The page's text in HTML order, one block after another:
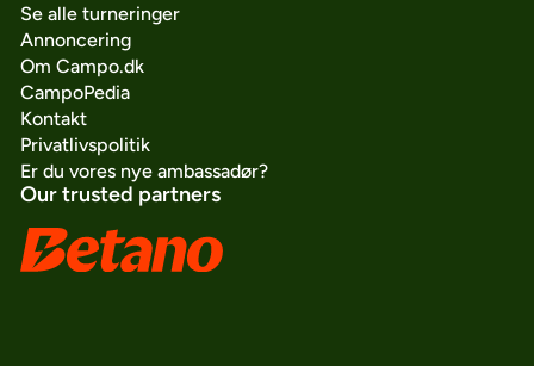
Se alle turneringer
Annoncering
Om Campo.dk
CampoPedia
Kontakt
Privatlivspolitik
Er du vores nye ambassadør?
Our trusted partners